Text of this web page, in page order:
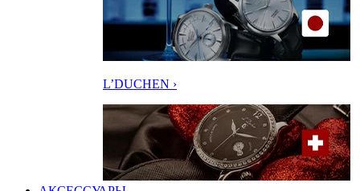
L’DUCHEN ›